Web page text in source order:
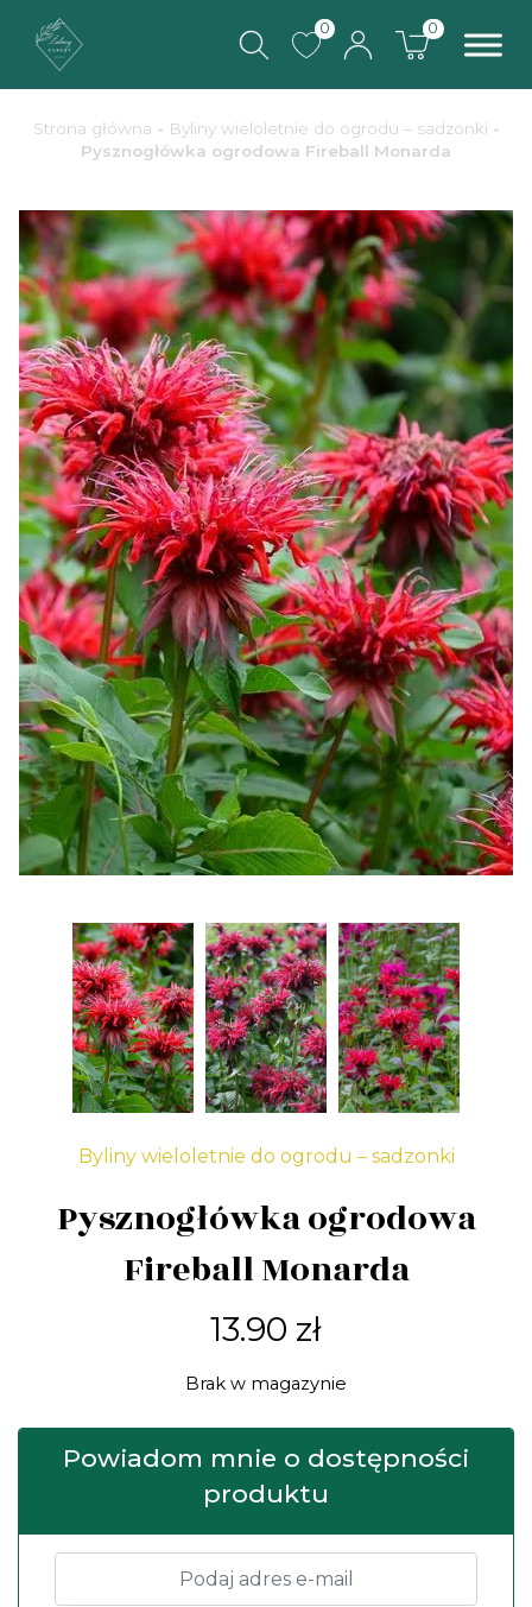
0 0
Strona główna - Byliny wieloletnie do ogrodu – sadzonki -
Pysznogłówka ogrodowa Fireball Monarda
Byliny wieloletnie do ogrodu – sadzonki
Pysznogłówka ogrodowa
Fireball Monarda
13.90 zł
Brak w magazynie
Powiadom mnie o dostępności
produktu